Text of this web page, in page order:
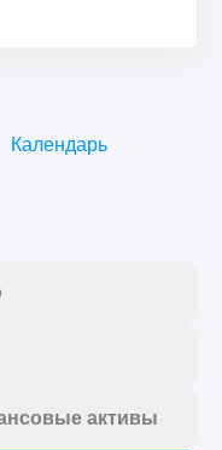
Календарь
активы